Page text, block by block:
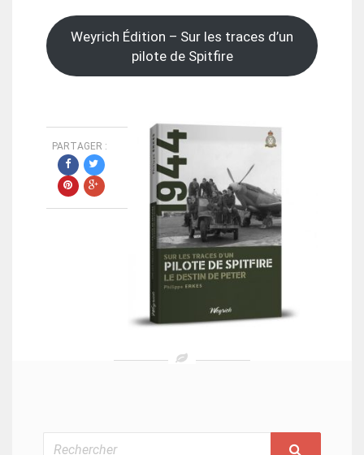
Weyrich Édition – Sur les traces d’un
pilote de Spitfire
PARTAGER :
Rechercher